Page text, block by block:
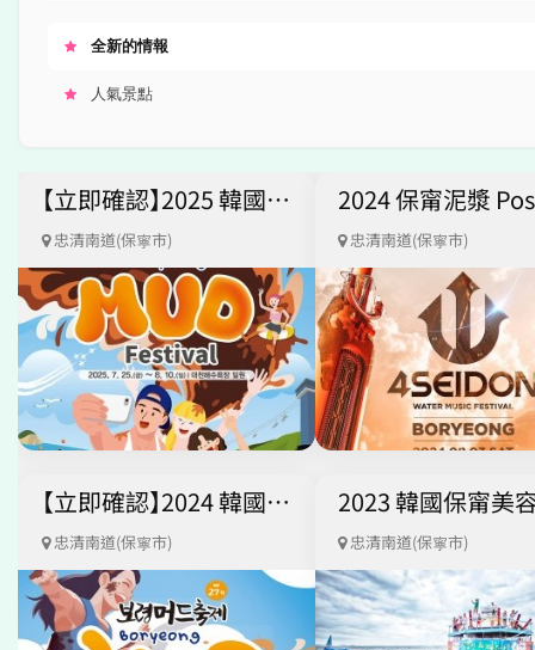
全新的情報
人氣景點
【立即確認】2025 韓國保甯美容泥漿節（首爾出發） + K-pop Concert Ticket
忠清南道(保寧市) 忠清南道(保寧市)
【立即確認】2024 韓國保甯美容泥漿節（首爾出發） + K-pop Concert Ticket
忠清南道(保寧市) 忠清南道(保寧市)